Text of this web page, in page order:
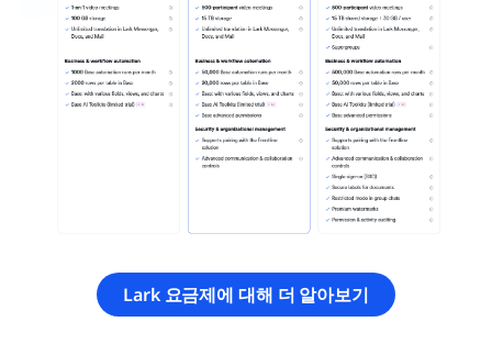
Lark 요금제에 대해 더 알아보기